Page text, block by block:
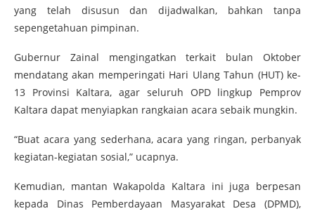
yang telah disusun dan dijadwalkan, bahkan tanpa
sepengetahuan pimpinan.
Gubernur Zainal mengingatkan terkait bulan Oktober
mendatang akan memperingati Hari Ulang Tahun (HUT) ke-
13 Provinsi Kaltara, agar seluruh OPD lingkup Pemprov
Kaltara dapat menyiapkan rangkaian acara sebaik mungkin.
“Buat acara yang sederhana, acara yang ringan, perbanyak
kegiatan-kegiatan sosial,” ucapnya.
Kemudian, mantan Wakapolda Kaltara ini juga berpesan
kepada Dinas Pemberdayaan Masyarakat Desa (DPMD),